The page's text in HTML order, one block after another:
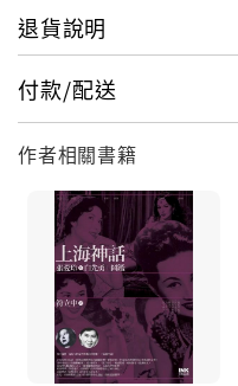
退貨說明
付款/配送
作者相關書籍